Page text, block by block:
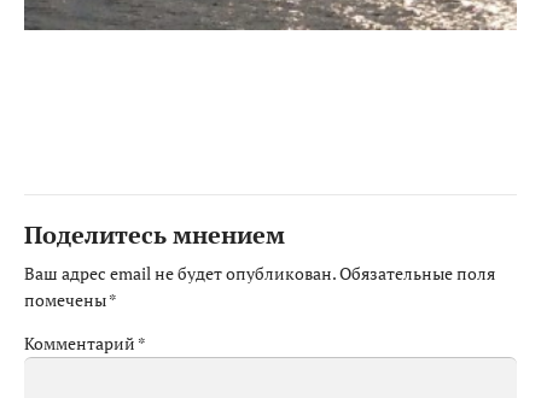
Поделитесь мнением
Ваш адрес email не будет опубликован.Обязательные поля
помечены*
Комментарий *